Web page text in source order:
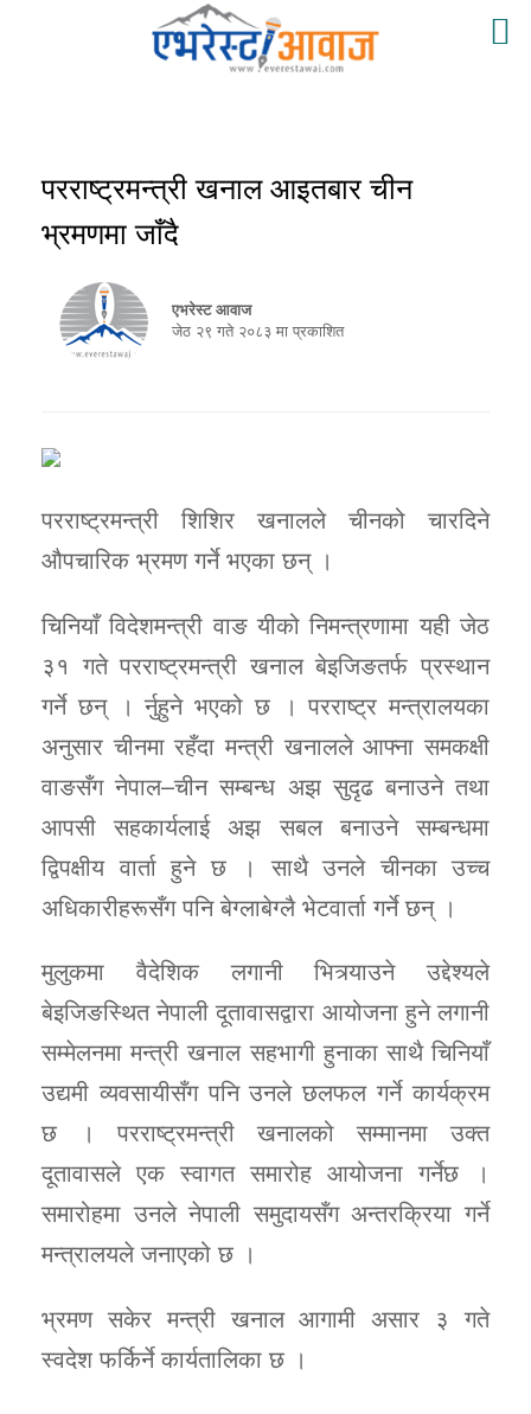
परराष्ट्रमन्त्री खनाल आइतबार चीन
भ्रमणमा जाँदै
एभरेस्ट आवाज
जेठ २९ गते २०८३ मा प्रकाशित
परराष्ट्रमन्त्री शिशिर खनालले चीनको चारदिने
औपचारिक भ्रमण गर्ने भएका छन् ।
चिनियाँ विदेशमन्त्री वाङ यीको निमन्त्रणामा यही जेठ
३१ गते परराष्ट्रमन्त्री खनाल बेइजिङतर्फ प्रस्थान
गर्ने छन् । र्नुहुने भएको छ । परराष्ट्र मन्त्रालयका
अनुसार चीनमा रहँदा मन्त्री खनालले आफ्ना समकक्षी
वाङसँग नेपाल–चीन सम्बन्ध अझ सुदृढ बनाउने तथा
आपसी सहकार्यलाई अझ सबल बनाउने सम्बन्धमा
द्विपक्षीय वार्ता हुने छ । साथै उनले चीनका उच्च
अधिकारीहरूसँग पनि बेग्लाबेग्लै भेटवार्ता गर्ने छन् ।
मुलुकमा वैदेशिक लगानी भित्र्याउने उद्देश्यले
बेइजिङस्थित नेपाली दूतावासद्वारा आयोजना हुने लगानी
सम्मेलनमा मन्त्री खनाल सहभागी हुनाका साथै चिनियाँ
उद्यमी व्यवसायीसँग पनि उनले छलफल गर्ने कार्यक्रम
छ । परराष्ट्रमन्त्री खनालको सम्मानमा उक्त
दूतावासले एक स्वागत समारोह आयोजना गर्नेछ ।
समारोहमा उनले नेपाली समुदायसँग अन्तरक्रिया गर्ने
मन्त्रालयले जनाएको छ ।
भ्रमण सकेर मन्त्री खनाल आगामी असार ३ गते
स्वदेश फर्किर्ने कार्यतालिका छ ।